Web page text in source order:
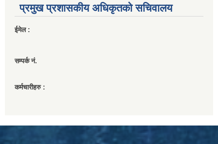
प्रमुख प्रशासकीय अधिकृतको सचिवालय
ईमेल :
सम्पर्क नं.
कर्मचारीहरु :